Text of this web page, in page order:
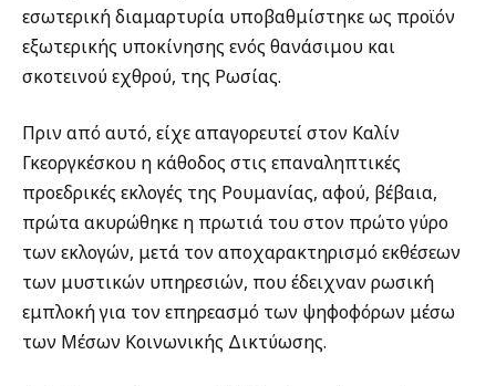
εσωτερική διαμαρτυρία υποβαθμίστηκε ως προϊόν
εξωτερικής υποκίνησης ενός θανάσιμου και
σκοτεινού εχθρού, της Ρωσίας.
Πριν από αυτό, είχε απαγορευτεί στον Καλίν
Γκεοργκέσκου η κάθοδος στις επαναληπτικές
προεδρικές εκλογές της Ρουμανίας, αφού, βέβαια,
πρώτα ακυρώθηκε η πρωτιά του στον πρώτο γύρο
των εκλογών, μετά τον αποχαρακτηρισμό εκθέσεων
των μυστικών υπηρεσιών, που έδειχναν ρωσική
εμπλοκή για τον επηρεασμό των ψηφοφόρων μέσω
των Μέσων Κοινωνικής Δικτύωσης.